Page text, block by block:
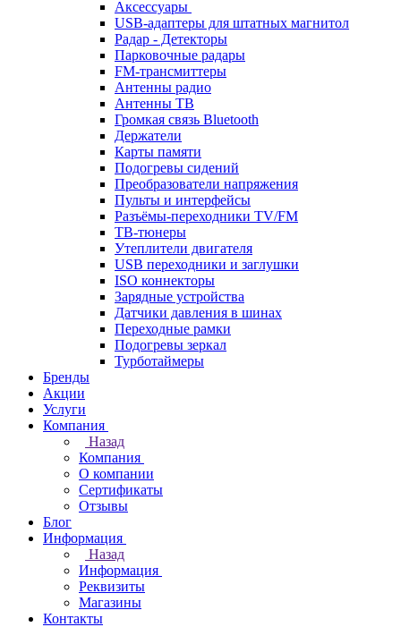
Аксессуары
USB-адаптеры для штатных магнитол
Радар - Детекторы
Парковочные радары
FM-трансмиттеры
Антенны радио
Антенны ТВ
Громкая связь Bluetooth
Держатели
Карты памяти
Подогревы сидений
Преобразователи напряжения
Пульты и интерфейсы
Разъёмы-переходники TV/FM
ТВ-тюнеры
Утеплители двигателя
USB переходники и заглушки
ISO коннекторы
Зарядные устройства
Датчики давления в шинах
Переходные рамки
Подогревы зеркал
Турботаймеры
Бренды
Акции
Услуги
Компания
Назад
Компания
О компании
Сертификаты
Отзывы
Блог
Информация
Назад
Информация
Реквизиты
Магазины
Контакты